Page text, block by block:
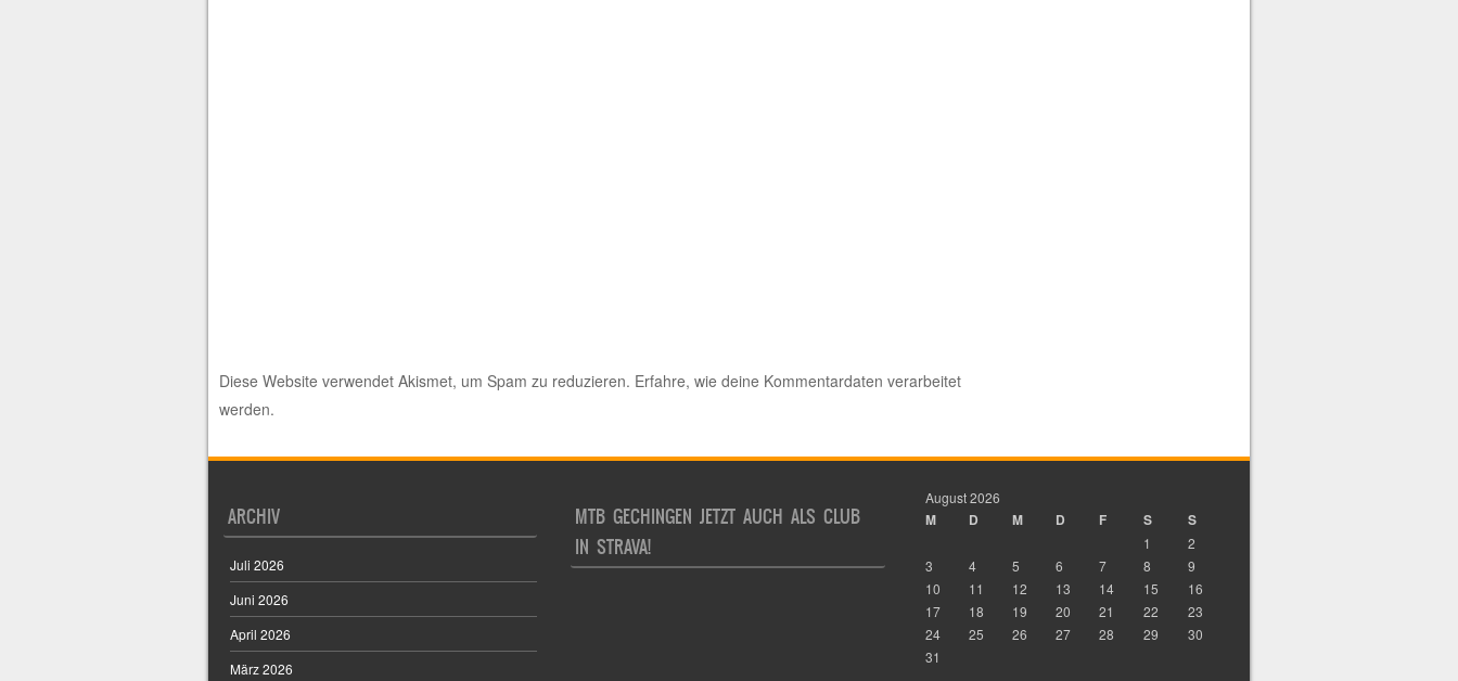
Diese Website verwendet Akismet, um Spam zu reduzieren. Erfahre, wie deine Kommentardaten verarbeitet
werden.
ARCHIV
Juli 2026
Juni 2026
April 2026
März 2026
MTB GECHINGEN JETZT AUCH ALS CLUB
IN STRAVA!
August 2026
M D M D F S S
1
2
3
4 5 6 7 8
9
10
11 12 13 14 15
16
17
18 19 20 21 22
23
24
25 26 27 28 29
30
31